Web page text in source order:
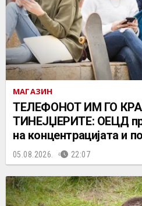
МАГАЗИН
ТЕЛЕФОНОТ ИМ ГО
ТИНЕЈЏЕРИТЕ: ОЕЦД
на концентрацијата и
05.08.2026. 22:07